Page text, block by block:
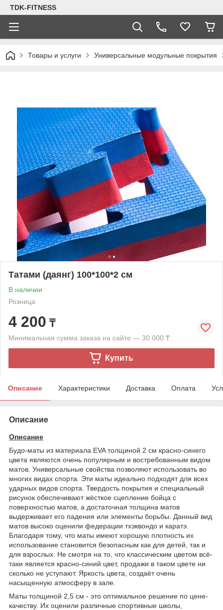
TDK-FITNESS
Товары и услуги Универсальные модульные покрытия
Татами (даянг) 100*100*2 см
В наличии
Розница
4 200 ₸
Минимальная сумма заказа на сайте — 30 000 ₸
Купить
Описание Характеристики Доставка Оплата
Описание
Описание
Будо-маты из материала EVA толщиной 2 см красно-синего
цвета являются очень популярным и востребованным видом
матов. Универсальные свойства позволяют использовать во
многих видах спорта. Эти маты идеально подходят для всех
ударных видов спорта. Твердость покрытия и специальный
рисунок обеспечивают жёсткое сцепление бойца с
поверхностью матов, а достаточная толщина матов
выдерживает его падения или элементы борьбы. Данный вид
матов высоко оценили федерации тхэквондо и каратэ.
Благодаря тому, что маты имеют хорошую плотность их
использование становится безопасным как для детей, так и
для взрослых. Не смотря на то, что классическим цветом всё-
таки является красно-синий цвет, продажи в таком цвете ни
сколько не уступают. Яркость цвета, создаёт очень
насыщенную атмосферу в зале.
Маты толщиной 2,5 см - это оптимальное решение по цене-
качеству. Их оценили различные спортивные школы,